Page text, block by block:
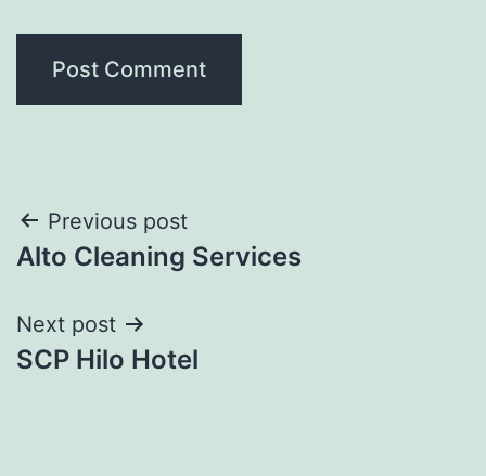
Post
navigation
Previous post
Alto Cleaning Services
Next post
SCP Hilo Hotel